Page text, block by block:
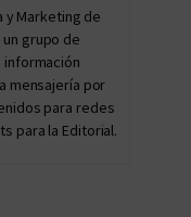
y Marketing de
grupo de
mensajería por
para redes
para la Editorial.